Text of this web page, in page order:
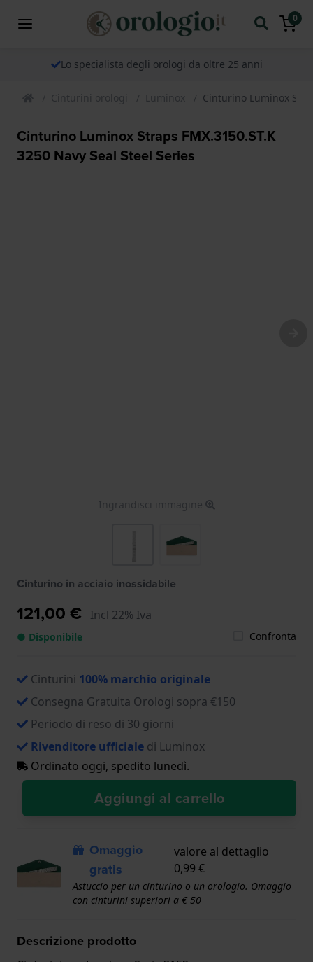
0
Lo specialista degli orologi da oltre 25 anni
Cinturini orologi Luminox Cinturino Luminox
Cinturino Luminox Straps FMX.3150.ST.K
3250 Navy Seal Steel Series
Ingrandisci immagine
Cinturino in acciaio inossidabile
121,00 € Incl 22% Iva
● Disponibile Confronta
Cinturini 100% marchio originale
Consegna Gratuita Orologi sopra €150
Periodo di reso di 30 giorni
Rivenditore ufficiale di Luminox
Ordinato oggi, spedito lunedì.
Aggiungi al carrello
Omaggio
gratis
valore al dettaglio
0,99 €
Astuccio per un cinturino o un orologio. Omaggio
con cinturini superiori a € 50
Descrizione prodotto